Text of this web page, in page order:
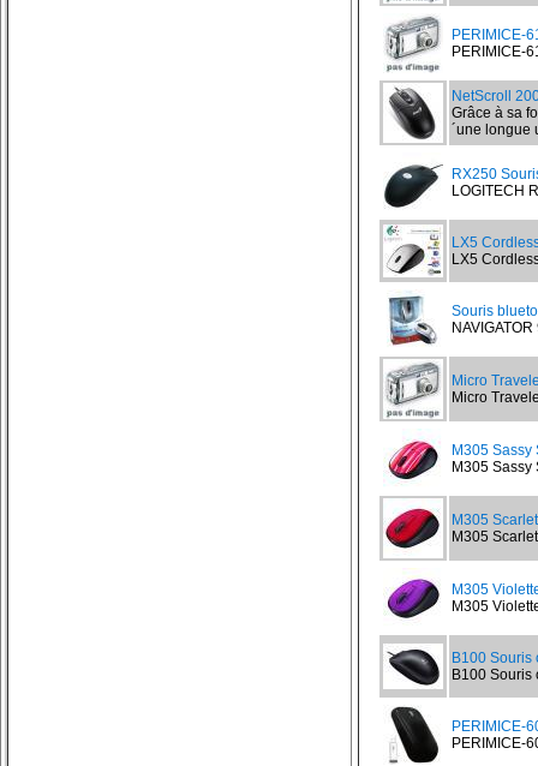
PERIMICE-
PERIMICE-
NetScroll
Grâce à sa
´une longue
RX250
LOGITECH
LX5
LX5
Souris
Micro
Micro
M305 Sassy
M305 Sassy
M305
M305
M305
M305
B100 Souris
B100 Souris
PERIMICE-
PERIMICE-